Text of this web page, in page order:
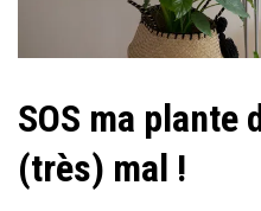
SOS ma plante
(très) mal !